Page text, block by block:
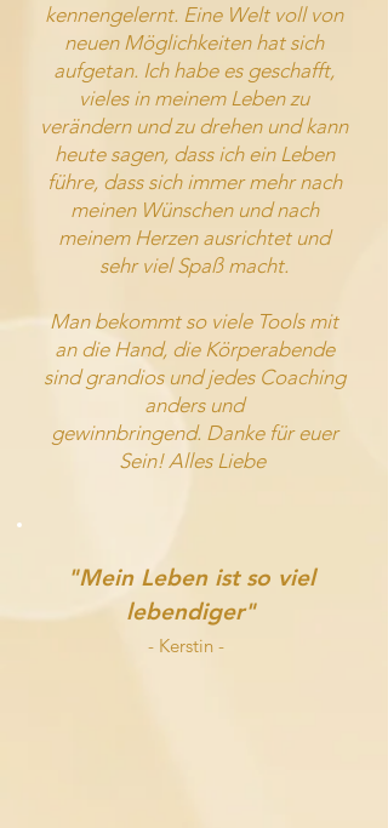
kennengelernt. Eine Welt voll von
neuen Möglichkeiten hat sich
aufgetan. Ich habe es geschafft,
vieles in meinem Leben zu
verändern und zu drehen und kann
heute sagen, dass ich ein Leben
führe, dass sich immer mehr nach
meinen Wünschen und nach
meinem Herzen ausrichtet und
sehr viel Spaß macht.
Man bekommt so viele Tools mit
an die Hand, die Körperabende
sind grandios und jedes Coaching
anders und
gewinnbringend. Danke für euer
Sein! Alles Liebe
"Mein Leben ist so viel
lebendiger"
- Kerstin -